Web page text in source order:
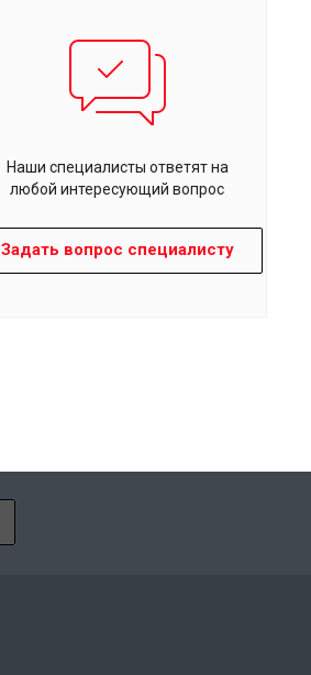
Наши специалисты ответят на
любой интересующий вопрос
Задать вопрос специалисту